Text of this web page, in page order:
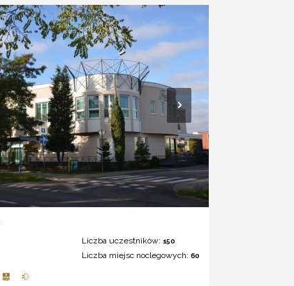
Liczba uczestników: 150
Liczba miejsc noclegowych: 60